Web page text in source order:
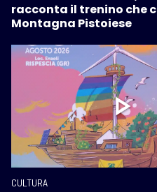
racconta il trenino che
Montagna Pistoiese
CULTURA